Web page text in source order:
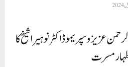
عزیز و سپریمو ڈاکٹر نوہیرا شیخ کا
مسرت